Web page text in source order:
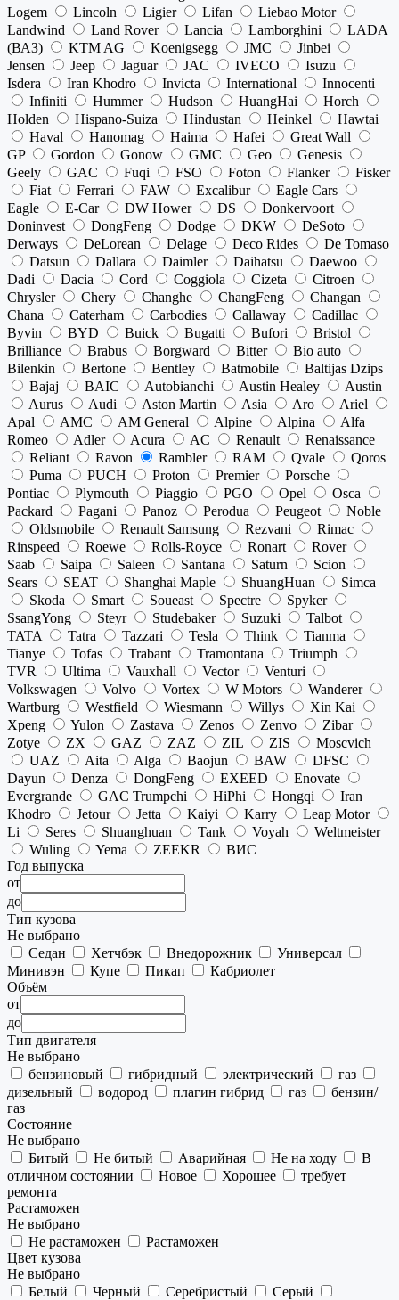
Logem
Lincoln Ligier Lifan
Liebao Motor
Landwind
Land Rover Lancia Lamborghini
LADA
(ВАЗ)
KTM AG Koenigsegg JMC
Jinbei
Jensen
Jeep Jaguar JAC IVECO
Isuzu
Isdera
Iran Khodro Invicta International
Innocenti
Infiniti
Hummer Hudson HuangHai
Horch
Holden
Hispano-Suiza Hindustan Heinkel
Hawtai
Haval
Hanomag Haima Hafei
Great Wall
GP
Gordon Gonow GMC Geo
Genesis
Geely
GAC Fuqi FSO Foton Flanker
Fisker
Fiat
Ferrari FAW Excalibur
Eagle Cars
Eagle
E-Car DW Hower DS
Donkervoort
Doninvest
DongFeng Dodge DKW
DeSoto
Derways
DeLorean Delage Deco Rides
De Tomaso
Datsun
Dallara Daimler Daihatsu
Daewoo
Dadi
Dacia Cord Coggiola Cizeta
Citroen
Chrysler
Chery Changhe ChangFeng
Changan
Chana
Caterham Carbodies Callaway
Cadillac
Byvin
BYD Buick Bugatti Bufori
Bristol
Brilliance
Brabus Borgward Bitter
Bio auto
Bilenkin
Bertone Bentley Batmobile
Baltijas Dzips
Bajaj
BAIC Autobianchi Austin Healey
Austin
Aurus
Audi Aston Martin Asia Aro
Ariel
Apal
AMC AM General Alpine Alpina
Alfa
Romeo
Adler Acura AC Renault
Renaissance
Reliant
Ravon Rambler RAM Qvale
Qoros
Puma
PUCH Proton Premier
Porsche
Pontiac
Plymouth Piaggio PGO Opel
Osca
Packard
Pagani Panoz Perodua Peugeot
Noble
Oldsmobile
Renault Samsung Rezvani
Rimac
Rinspeed
Roewe Rolls-Royce Ronart
Rover
Saab
Saipa Saleen Santana Saturn
Scion
Sears
SEAT Shanghai Maple ShuangHuan
Simca
Skoda
Smart Soueast Spectre
Spyker
SsangYong
Steyr Studebaker Suzuki
Talbot
TATA
Tatra Tazzari Tesla Think
Tianma
Tianye
Tofas Trabant Tramontana
Triumph
TVR
Ultima Vauxhall Vector
Venturi
Volkswagen
Volvo Vortex W Motors
Wanderer
Wartburg
Westfield Wiesmann Willys
Xin Kai
Xpeng
Yulon Zastava Zenos Zenvo
Zibar
Zotye
ZX GAZ ZAZ ZIL ZIS
Moscvich
UAZ
Aita Alga Baojun BAW
DFSC
Dayun
Denza DongFeng EXEED
Enovate
Evergrande
GAC Trumpchi HiPhi Hongqi
Iran
Khodro
Jetour Jetta Kaiyi Karry
Leap Motor
Li
Seres Shuanghuan Tank Voyah
Weltmeister
Wuling
Yema ZEEKR
ВИС
Год выпуска
от
до
Тип кузова
Не выбрано
Седан
Хетчбэк Внедорожник
Универсал
Минивэн
Купе Пикап
Кабриолет
Объём
от
до
Тип двигателя
Не выбрано
бензиновый
гибридный электрический
газ
дизельный
водород плагин гибрид газ
бензин/
газ
Состояние
Не выбрано
Битый
Не битый Аварийная Не на ходу
В
отличном состоянии
Новое Хорошее
требует
ремонта
Растаможен
Не выбрано
Не растаможен
Растаможен
Цвет кузова
Не выбрано
Белый
Черный Серебристый
Серый